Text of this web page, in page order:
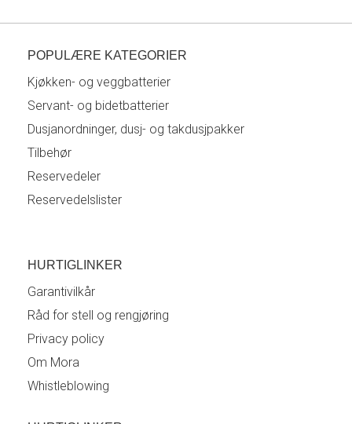
POPULÆRE KATEGORIER
Kjøkken- og veggbatterier
Servant- og bidetbatterier
Dusjanordninger, dusj- og takdusjpakker
Tilbehør
Reservedeler
Reservedelslister
HURTIGLINKER
Garantivilkår
Råd for stell og rengjøring
Privacy policy
Om Mora
Whistleblowing